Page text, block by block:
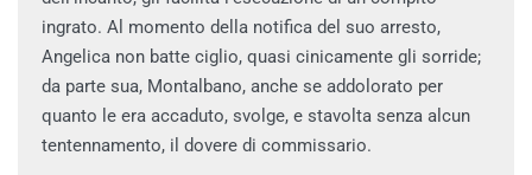
ingrato. Al momento della notifica del suo arresto,
Angelica non batte ciglio, quasi cinicamente gli sorride;
da parte sua, Montalbano, anche se addolorato per
quanto le era accaduto, svolge, e stavolta senza alcun
tentennamento, il dovere di commissario.